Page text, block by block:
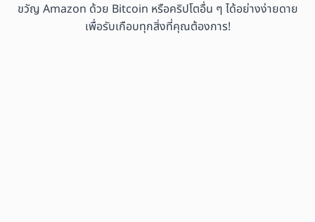
ขวัญ Amazon ด้วย Bitcoin หรือคริปโตอื่น ๆ ได้อย่างง่ายดาย
เพื่อรับเกือบทุกสิ่งที่คุณต้องการ!